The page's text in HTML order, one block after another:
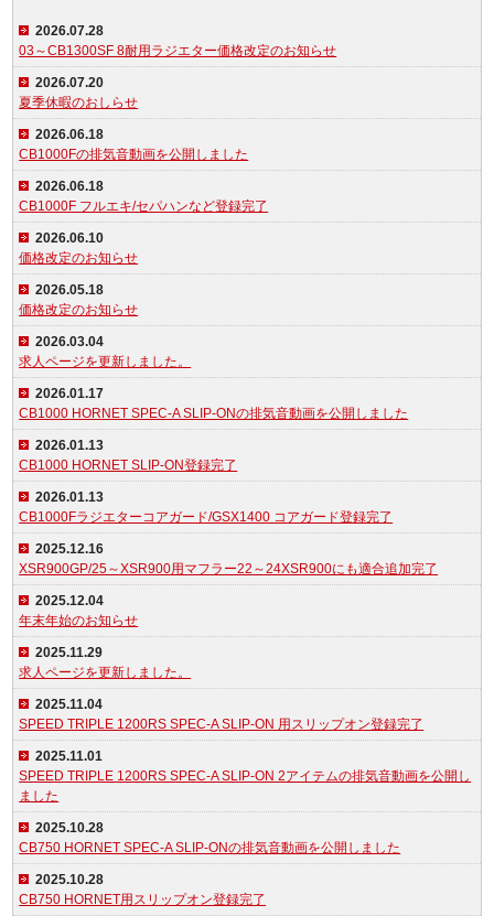
2026.07.28
03～CB1300SF 8耐用ラジエター価格改定のお知らせ
2026.07.20
夏季休暇のおしらせ
2026.06.18
CB1000Fの排気音動画を公開しました
2026.06.18
CB1000F フルエキ/セパハンなど登録完了
2026.06.10
価格改定のお知らせ
2026.05.18
価格改定のお知らせ
2026.03.04
求人ページを更新しました。
2026.01.17
CB1000 HORNET SPEC-A SLIP-ONの排気音動画を公開しました
2026.01.13
CB1000 HORNET SLIP-ON登録完了
2026.01.13
CB1000Fラジエターコアガード/GSX1400 コアガード登録完了
2025.12.16
XSR900GP/25～XSR900用マフラー22～24XSR900にも適合追加完了
2025.12.04
年末年始のお知らせ
2025.11.29
求人ページを更新しました。
2025.11.04
SPEED TRIPLE 1200RS SPEC-A SLIP-ON 用スリップオン登録完了
2025.11.01
SPEED TRIPLE 1200RS SPEC-A SLIP-ON 2アイテムの排気音動画を公開し
ました
2025.10.28
CB750 HORNET SPEC-A SLIP-ONの排気音動画を公開しました
2025.10.28
CB750 HORNET用スリップオン登録完了